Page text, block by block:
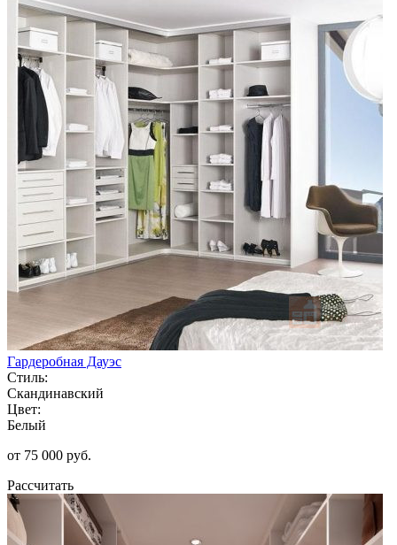
Гардеробная Дауэс
Стиль:
Скандинавский
Цвет:
Белый
от 75 000 руб.
Рассчитать